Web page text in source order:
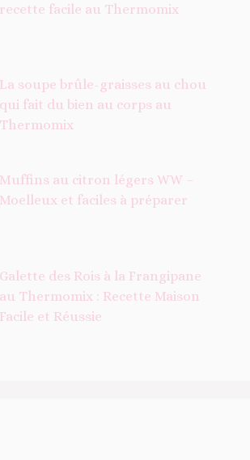
recette facile au Thermomix
La soupe brûle-graisses au chou
qui fait du bien au corps au
Thermomix
Muffins au citron légers WW –
Moelleux et faciles à préparer
Galette des Rois à la Frangipane
au Thermomix : Recette Maison
Facile et Réussie